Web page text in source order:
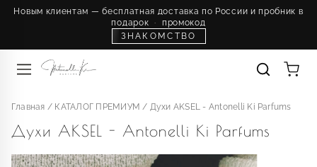
Новым клиентам — бесплатная доставка по России и пробник в
подарок ·
промокод
ЗНАКОМСТВО
Главная / КАТАЛОГ ПРЕМИУМ / Духи AKSEL - Antonelli Ki Parfums
Духи AKSEL - Antonelli Ki Parfums